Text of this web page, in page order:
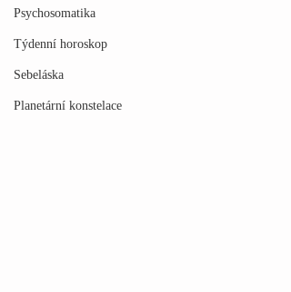
Psychosomatika
Týdenní horoskop
Sebeláska
Planetární konstelace